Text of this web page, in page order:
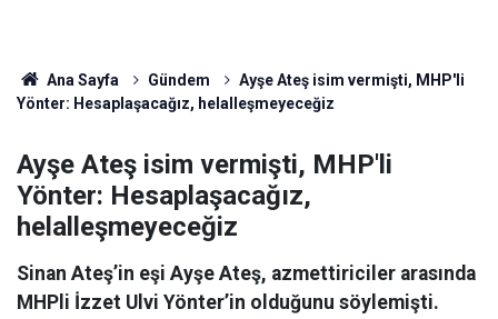
Ana Sayfa Gündem
Ayşe Ateş isim vermişti, MHP'li
Yönter: Hesaplaşacağız, helalleşmeyeceğiz
Ayşe Ateş isim vermişti, MHP'li
Yönter: Hesaplaşacağız,
helalleşmeyeceğiz
Sinan Ateş’in eşi Ayşe Ateş, azmettiriciler arasında
MHPli İzzet Ulvi Yönter’in olduğunu söylemişti.